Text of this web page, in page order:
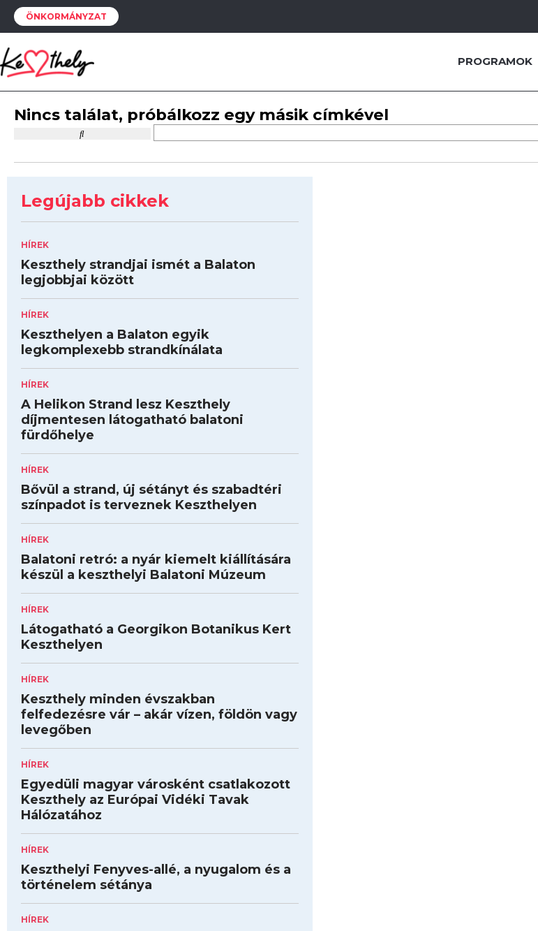
ÖNKORMÁNYZAT
PROGRAMOK
Nincs találat, próbálkozz egy másik címkével
Legújabb cikkek
HÍREK
Keszthely strandjai ismét a Balaton
legjobbjai között
HÍREK
Keszthelyen a Balaton egyik
legkomplexebb strandkínálata
HÍREK
A Helikon Strand lesz Keszthely
díjmentesen látogatható balatoni
fürdőhelye
HÍREK
Bővül a strand, új sétányt és szabadtéri
színpadot is terveznek Keszthelyen
HÍREK
Balatoni retró: a nyár kiemelt kiállítására
készül a keszthelyi Balatoni Múzeum
HÍREK
Látogatható a Georgikon Botanikus Kert
Keszthelyen
HÍREK
Keszthely minden évszakban
felfedezésre vár – akár vízen, földön vagy
levegőben
HÍREK
Egyedüli magyar városként csatlakozott
Keszthely az Európai Vidéki Tavak
Hálózatához
HÍREK
Keszthelyi Fenyves-allé, a nyugalom és a
történelem sétánya
HÍREK